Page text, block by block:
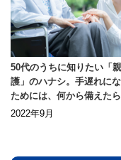
50代のうちに知りたい「
護」のハナシ。手遅れに
ためには、何から備えた
2022年9月